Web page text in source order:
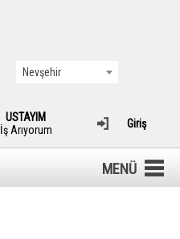
Nevşehir
USTAYIM
İş Arıyorum
Giriş
MENÜ